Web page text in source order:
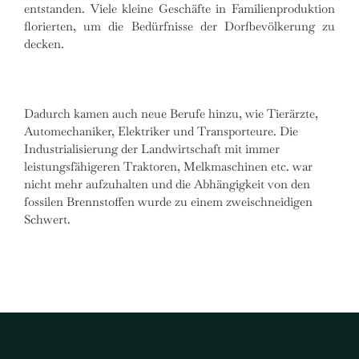
entstanden. Viele kleine Geschäfte in Familienproduktion
florierten, um die Bedürfnisse der Dorfbevölkerung zu
decken.
Dadurch kamen auch neue Berufe hinzu, wie Tierärzte,
Automechaniker, Elektriker und Transporteure. Die
Industrialisierung der Landwirtschaft mit immer
leistungsfähigeren Traktoren, Melkmaschinen etc. war
nicht mehr aufzuhalten und die Abhängigkeit von den
fossilen Brennstoffen wurde zu einem zweischneidigen
Schwert.